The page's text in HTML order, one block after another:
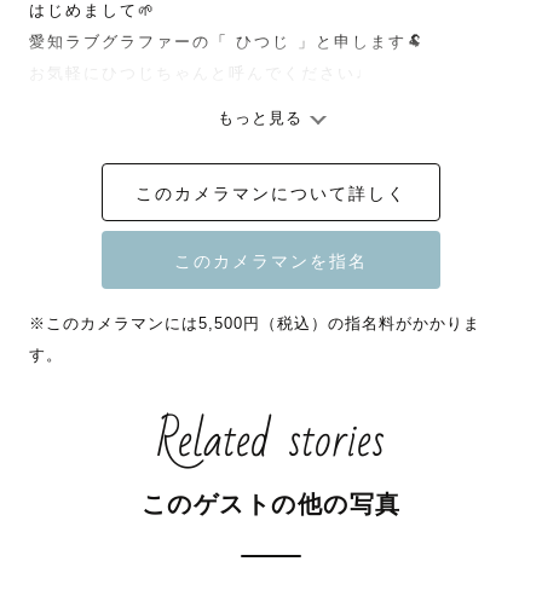
はじめまして🌱
愛知ラブグラファーの「 ひつじ 」と申します🐏
そんなお写真を残したいという想いを胸にカメラマンにな
りました。
日常に溢れている小さな幸せは、実はその瞬間にしか気づ
くことのできない尊くて大切なもの。
そんな尊い幸せを、いつでも思い出せるように
いつでもその時の幸せを感じられるように
－－－－－－－－－－－－－－－－－－－－
＼＼ 撮影について ／／
もっと見る
このカメラマンについて詳しく
※このカメラマンには5,500円（税込）の指名料がかかりま
す。
Related stories
このゲストの他の写真